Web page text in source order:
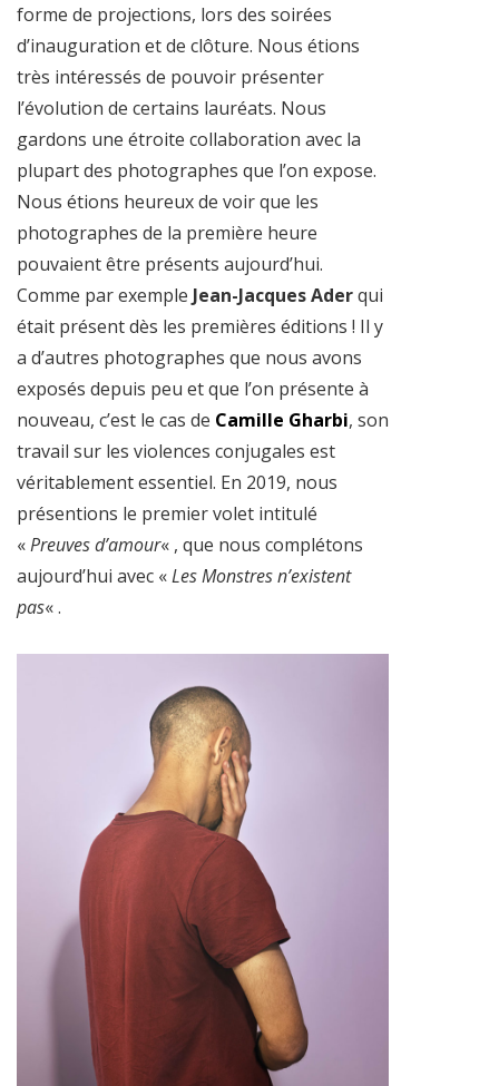
forme de projections, lors des soirées
d’inauguration et de clôture. Nous étions
très intéressés de pouvoir présenter
l’évolution de certains lauréats. Nous
gardons une étroite collaboration avec la
plupart des photographes que l’on expose.
Nous étions heureux de voir que les
photographes de la première heure
pouvaient être présents aujourd’hui.
Comme par exemple Jean-Jacques Aderqui
était présent dès les premières éditions ! Il y
a d’autres photographes que nous avons
exposés depuis peu et que l’on présente à
nouveau, c’est le cas de Camille Gharbi, son
travail sur les violences conjugales est
véritablement essentiel. En 2019, nous
présentions le premier volet intitulé
«Preuves d’amour« , que nous complétons
aujourd’hui avec «Les Monstres n’existent
pas« .